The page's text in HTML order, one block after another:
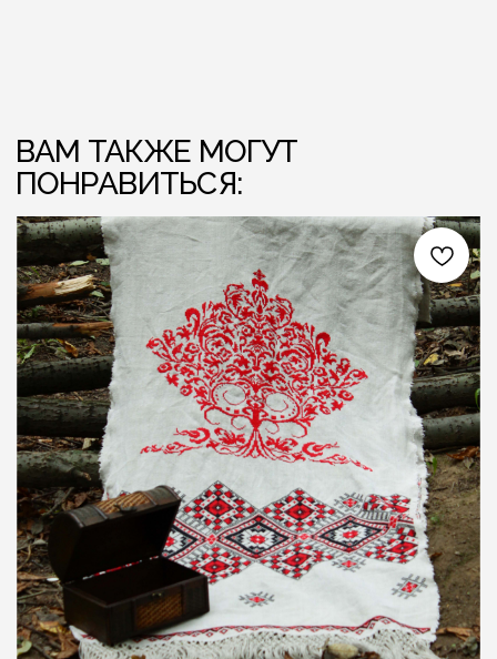
ЛЁН ЛЮБІЦЬ ЦЯБЕ — ТО ЎЗАЕМНА ЛЁН
ГОТОВЫ ОБСУДИТЬ ЗАКАЗ?
Свяжитесь с нами любым удобным вам
способом, или заполните форму и мы
перезвоним вам для обсуждения деталей
{ КОНТАКТЫ }